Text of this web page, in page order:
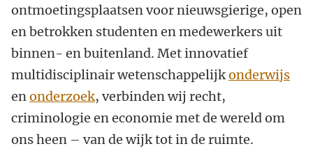
ontmoetingsplaatsen voor nieuwsgierige, open
en betrokken studenten en medewerkers uit
binnen- en buitenland. Met innovatief
multidisciplinair wetenschappelijkonderwijs
enonderzoek, verbinden wij recht,
criminologie en economie met de wereld om
ons heen – van de wijk tot in de ruimte.